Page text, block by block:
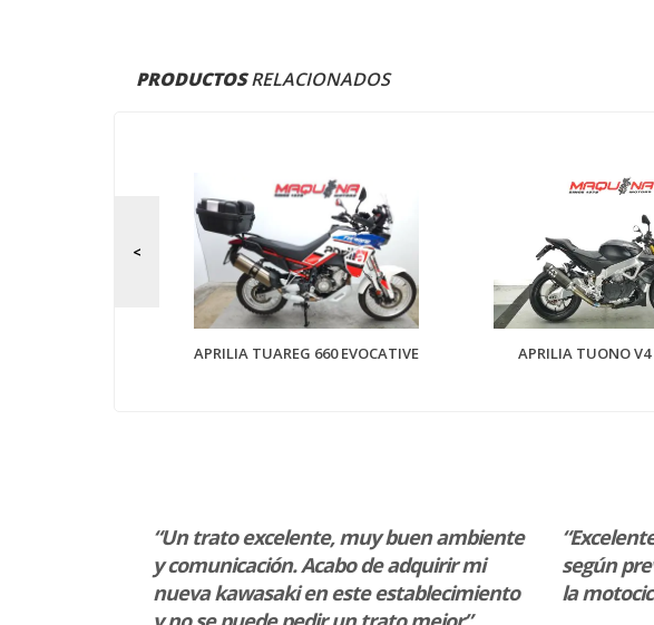
PRODUCTOSRELACIONADOS
APRILIA TUAREG 660 EVOCATIVE APRILIA TUONO V4
“Un trato excelente, muy buen ambiente
y comunicación. Acabo de adquirir mi
nueva kawasaki en este establecimiento
según
la